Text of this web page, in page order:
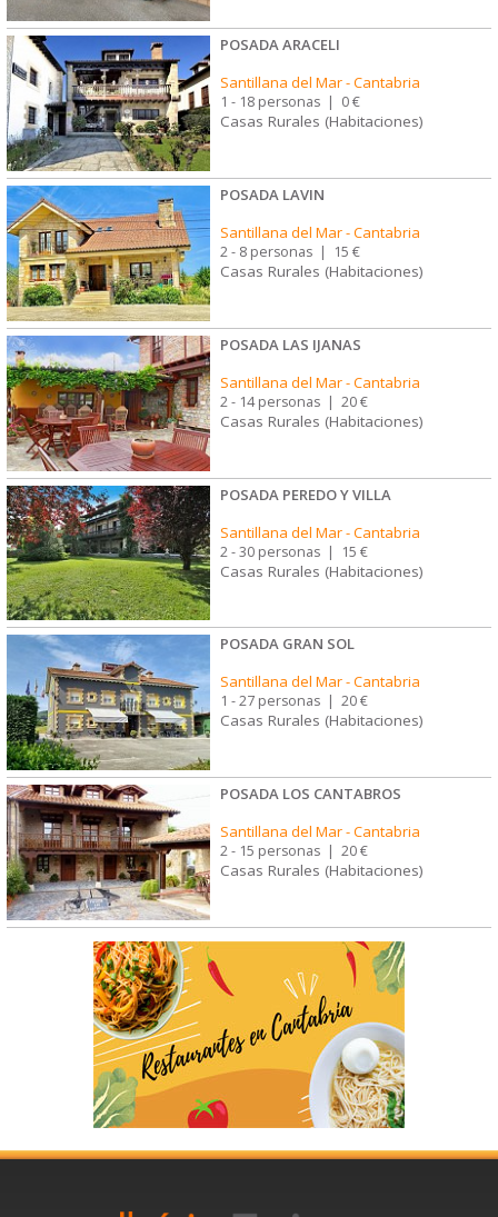
POSADA ARACELI
Santillana del Mar-Cantabria
1 - 18 personas | 0 €
Casas Rurales (Habitaciones)
POSADA LAVIN
Santillana del Mar-Cantabria
2 - 8 personas | 15 €
Casas Rurales (Habitaciones)
POSADA LAS IJANAS
Santillana del Mar-Cantabria
2 - 14 personas | 20 €
Casas Rurales (Habitaciones)
POSADA PEREDO Y VILLA
Santillana del Mar-Cantabria
2 - 30 personas | 15 €
Casas Rurales (Habitaciones)
POSADA GRAN SOL
Santillana del Mar-Cantabria
1 - 27 personas | 20 €
Casas Rurales (Habitaciones)
POSADA LOS CANTABROS
Santillana del Mar-Cantabria
2 - 15 personas | 20 €
Casas Rurales (Habitaciones)